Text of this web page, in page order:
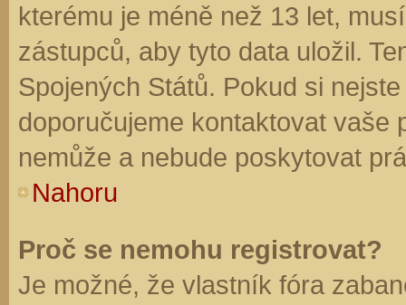
kterému je méně než 13 let,
zástupců, aby tyto data uložil.
Spojených Států. Pokud si
doporučujeme kontaktovat vaše
nemůže a nebude poskytovat
Nahoru
Proč se nemohu registrovat?
Je možné, že vlastník fóra